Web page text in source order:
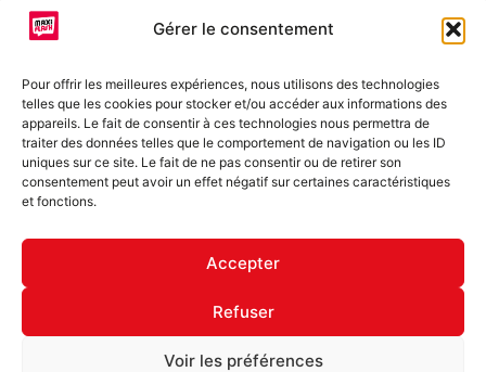
Gérer le consentement
Pour offrir les meilleures expériences, nous utilisons des technologies
telles que les cookies pour stocker et/ou accéder aux informations des
appareils. Le fait de consentir à ces technologies nous permettra de
traiter des données telles que le comportement de navigation ou les ID
uniques sur ce site. Le fait de ne pas consentir ou de retirer son
consentement peut avoir un effet négatif sur certaines caractéristiques
et fonctions.
Accepter
Refuser
Voir les préférences
2015, dans les secteurs d’Obernai-Molsheim-Erstein depuis
2022, et à Colmar, Vignoble et Plaine depuis 2023.
SUIVEZ-NOUS
S'inscrire à la newsletter
© Copyright © 2022 Maxi Flash